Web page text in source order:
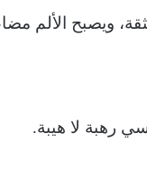
ويصبح الألم
رهبة لا هيبة.